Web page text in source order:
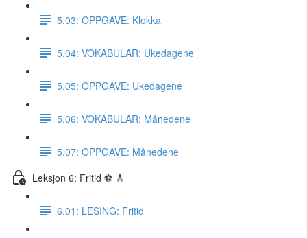
5.03: OPPGAVE: Klokka
5.04: VOKABULAR: Ukedagene
5.05: OPPGAVE: Ukedagene
5.06: VOKABULAR: Månedene
5.07: OPPGAVE: Månedene
Leksjon 6: Fritid ⚽️ 🎸
6.01: LESING: Fritid